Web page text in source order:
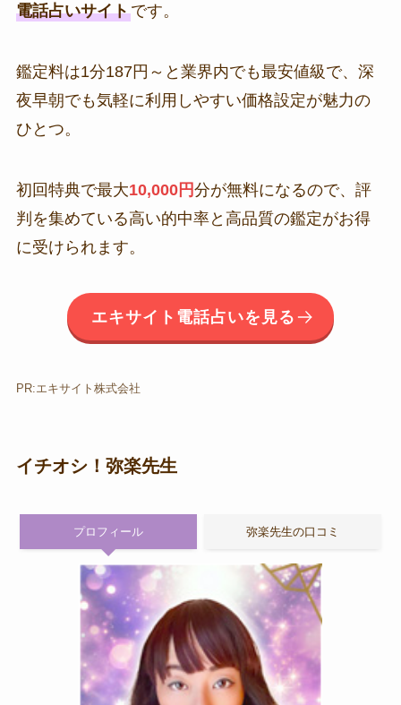
電話占いサイトです。
鑑定料は1分187円～と業界内でも最安値級で、深
夜早朝でも気軽に利用しやすい価格設定が魅力の
ひとつ。
初回特典で最大10,000円分が無料になるので、評
判を集めている高い的中率と高品質の鑑定がお得
に受けられます。
エキサイト電話占いを見る
PR:エキサイト株式会社
イチオシ！弥楽先生
プロフィール 弥楽先生の口コミ